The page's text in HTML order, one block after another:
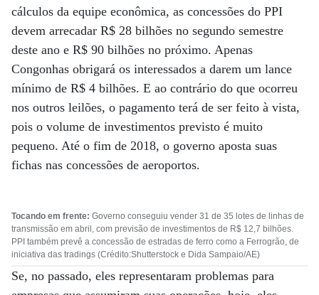
cálculos da equipe econômica, as concessões do PPI
devem arrecadar R$ 28 bilhões no segundo semestre
deste ano e R$ 90 bilhões no próximo. Apenas
Congonhas obrigará os interessados a darem um lance
mínimo de R$ 4 bilhões. E ao contrário do que ocorreu
nos outros leilões, o pagamento terá de ser feito à vista,
pois o volume de investimentos previsto é muito
pequeno. Até o fim de 2018, o governo aposta suas
fichas nas concessões de aeroportos.
Tocando em frente: Governo conseguiu vender 31 de 35 lotes de linhas de
transmissão em abril, com previsão de investimentos de R$ 12,7 bilhões.
PPI também prevê a concessão de estradas de ferro como a Ferrogrão, de
iniciativa das tradings (Crédito:Shutterstock e Dida Sampaio/AE)
Se, no passado, eles representaram problemas para